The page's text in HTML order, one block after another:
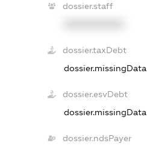
dossier.staff
dossier.taxDebt
dossier.missingData
dossier.esvDebt
dossier.missingData
dossier.ndsPayer